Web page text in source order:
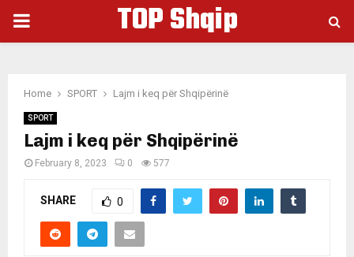
PRIMARY
TOP Shqip
Home SPORT Lajm i keq për Shqipërinë
SPORT
Lajm i keq për Shqipërinë
February 8, 2023 0 577
SHARE 0